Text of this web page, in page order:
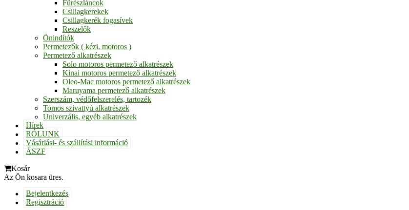
Fűrészláncok
Csillagkerekek
Csillagkerék fogasívek
Reszelők
Önindítók
Permetezők ( kézi, motoros )
Permetező alkatrészek
Solo motoros permetező alkatrészek
Kínai motoros permetező alkatrészek
Oleo-Mac motoros permetező alkatrészek
Maruyama permetező alkatrészek
Szerszám, védőfelszerelés, tartozék
Tomos szivattyú alkatrészek
Univerzális, egyéb alkatrészek
Hírek
RÓLUNK
Vásárlási- és szállítási információ
ÁSZF
Kosár
Az Ön kosara üres.
Bejelentkezés
Regisztráció